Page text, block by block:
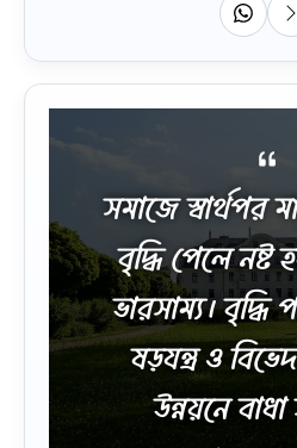
সমাজে স্বার্থপর
বৃদ্ধি পেলে নষ্ট
ভারসাম্য। বৃদ্ধি
ষড়যন্ত্র ও
উন্নয়নে বাধা